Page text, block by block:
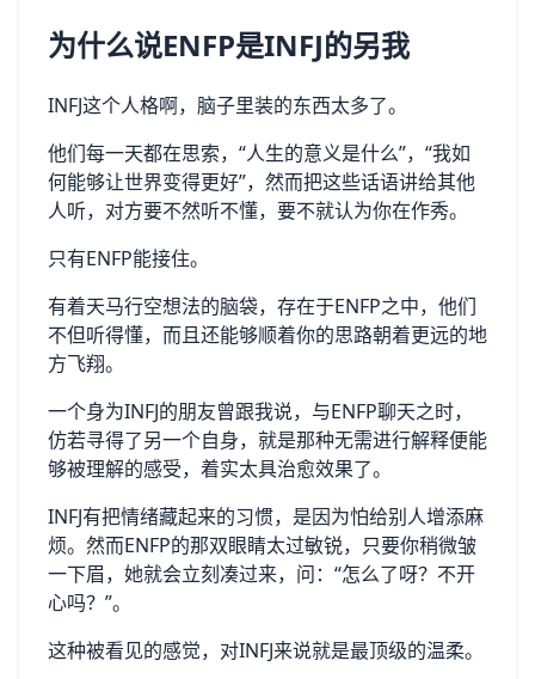
为什么说ENFP是INFJ的另我
INFJ这个人格啊，脑子里装的东西太多了。
他们每一天都在思索，“人生的意义是什么”，“我如
何能够让世界变得更好”，然而把这些话语讲给其他
人听，对方要不然听不懂，要不就认为你在作秀。
只有ENFP能接住。
有着天马行空想法的脑袋，存在于ENFP之中，他们
不但听得懂，而且还能够顺着你的思路朝着更远的地
方飞翔。
一个身为INFJ的朋友曾跟我说，与ENFP聊天之时，
仿若寻得了另一个自身，就是那种无需进行解释便能
够被理解的感受，着实太具治愈效果了。
INFJ有把情绪藏起来的习惯，是因为怕给别人增添麻
烦。然而ENFP的那双眼睛太过敏锐，只要你稍微皱
一下眉，她就会立刻凑过来，问：“怎么了呀？不开
心吗？”。
这种被看见的感觉，对INFJ来说就是最顶级的温柔。